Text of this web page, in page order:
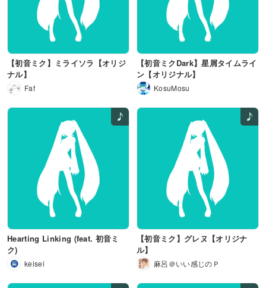
【初音ミク】ミライソラ【オリジ
ナル】
Faf
【初音ミクDark】星屑タイムライ
ン【オリジナル】
KosuMosu
Hearting Linking (feat. 初音ミ
ク)
keisei
【初音ミク】グレヌ【オリジナ
ル】
麻呂＠いい感じのＰ